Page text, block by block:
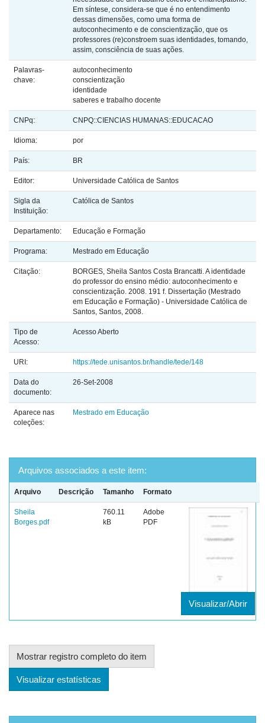
Em síntese, considera-se que é no entendimento
dessas dimensões, como uma forma de
autoconhecimento e de conscientização, que os
professores (re)constroem suas identidades, tomando,
assim, consciência de suas ações.
Palavras-
chave:
autoconhecimento
conscientização
identidade
saberes e trabalho docente
CNPq: CNPQ::CIENCIAS HUMANAS::EDUCACAO
Idioma: por
País: BR
Editor: Universidade Católica de Santos
Sigla da
Instituição:
Católica de Santos
Departamento: Educação e Formação
Programa: Mestrado em Educação
Citação:
BORGES, Sheila Santos Costa Brancatti. A identidade
do professor do ensino médio: autoconhecimento e
conscientização. 2008. 191 f. Dissertação (Mestrado
em Educação e Formação) - Universidade Católica de
Santos, Santos, 2008.
Tipo de
Acesso:
Acesso Aberto
URI: https://tede.unisantos.br/handle/tede/148
Data do
documento:
26-Set-2008
Aparece nas
coleções:
Mestrado em Educação
Arquivos associados a este item:
Arquivo Descrição Tamanho Formato
Sheila
Borges.pdf
760.11
kB
Adobe
PDF
Visualizar/Abrir
Mostrar registro completo do item
Visualizar estatísticas